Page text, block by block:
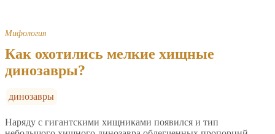
Мифология
Как охотились мелкие хищные
динозавры?
динозавры
Наряду с гигантскими хищниками появился и тип